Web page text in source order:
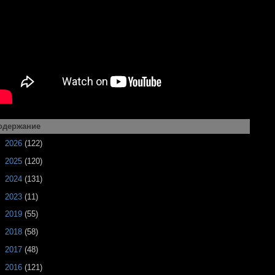
2026(122)
2025(120)
2024(131)
2023(11)
2019(55)
2018(58)
2017(48)
2016(121)